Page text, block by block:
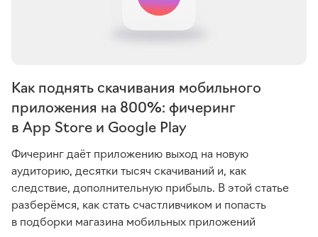
Как поднять скачивания мобильного
приложения на 800%: фичеринг
в App Store и Google Play
Фичеринг даёт приложению выход на новую
аудиторию, десятки тысяч скачиваний и, как
следствие, дополнительную прибыль. В этой статье
разберёмся, как стать счастливчиком и попасть
в подборки магазина мобильных приложений